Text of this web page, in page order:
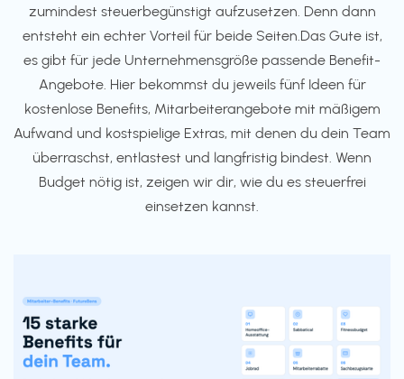
zumindest steuerbegünstigt aufzusetzen. Denn dann
entsteht ein echter Vorteil für beide Seiten.Das Gute ist,
es gibt für jede Unternehmensgröße passende Benefit-
Angebote. Hier bekommst du jeweils fünf Ideen für
kostenlose Benefits, Mitarbeiterangebote mit mäßigem
Aufwand und kostspielige Extras, mit denen du dein Team
überraschst, entlastest und langfristig bindest. Wenn
Budget nötig ist, zeigen wir dir, wie du es steuerfrei
einsetzen kannst.